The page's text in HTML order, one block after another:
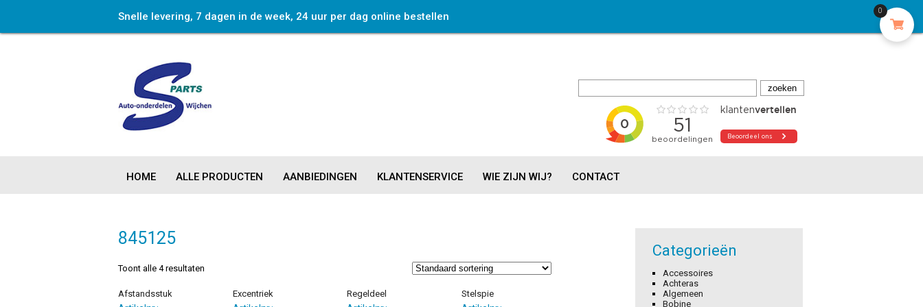
Snelle levering, 7 dagen in de week, 24 uur per dag online bestellen
HOME ALLE PRODUCTEN AANBIEDINGEN KLANTENSERVICE WIE ZIJN WIJ? CONTACT
845125
Toont alle 4 resultaten
Afstandsstuk Excentriek Regeldeel Stelspie
Categorieën
Accessoires
Achteras
Algemeen
Bobine
0